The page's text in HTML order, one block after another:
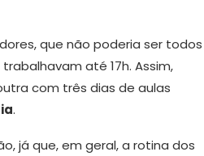
que não poderia ser todos
até 17h. Assim,
com três dias de aulas
.
já que, em geral, a rotina dos